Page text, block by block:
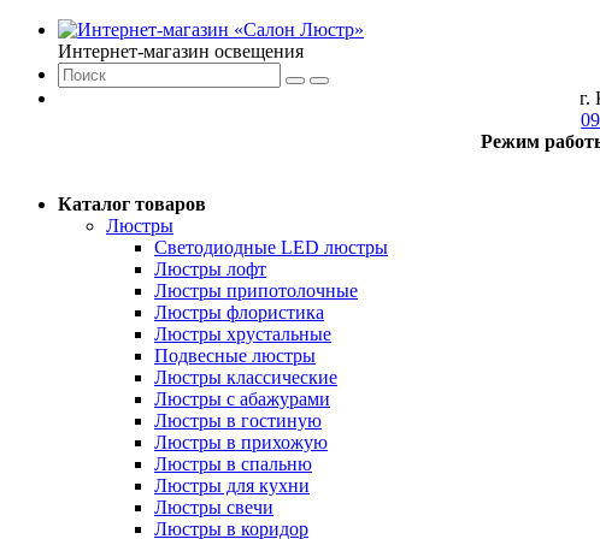
Интернет-магазин освещения
г.
Режим
Каталог товаров
Люстры
Светодиодные LED люстры
Люстры лофт
Люстры припотолочные
Люстры флористика
Люстры хрустальные
Подвесные люстры
Люстры классические
Люстры с абажурами
Люстры в гостиную
Люстры в прихожую
Люстры в спальню
Люстры для кухни
Люстры свечи
Люстры в коридор